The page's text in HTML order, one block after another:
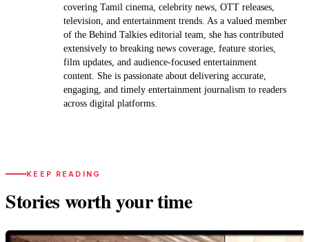
covering Tamil cinema, celebrity news, OTT releases,
television, and entertainment trends. As a valued member
of the Behind Talkies editorial team, she has contributed
extensively to breaking news coverage, feature stories,
film updates, and audience-focused entertainment
content. She is passionate about delivering accurate,
engaging, and timely entertainment journalism to readers
across digital platforms.
KEEP READING
Stories worth your time